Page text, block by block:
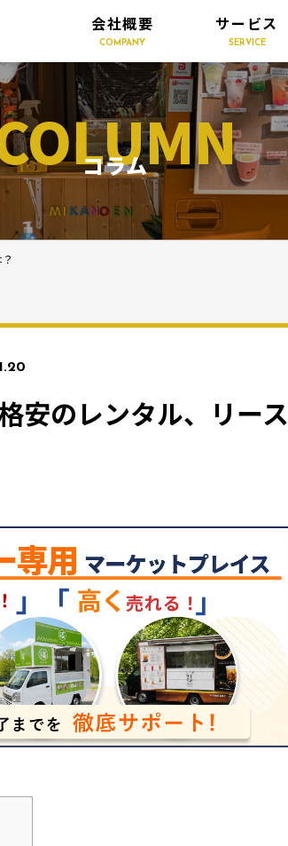
会社概要
COMPANY
サービス
SERVICE
コラム
安のレンタル、リース